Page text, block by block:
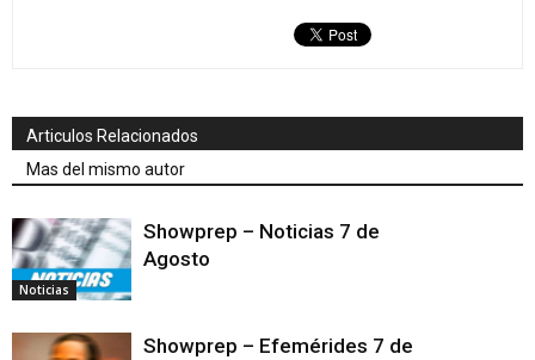
Articulos Relacionados
Mas del mismo autor
Noticias
Showprep – Noticias 7 de
Agosto
Showprep – Efemérides 7 de